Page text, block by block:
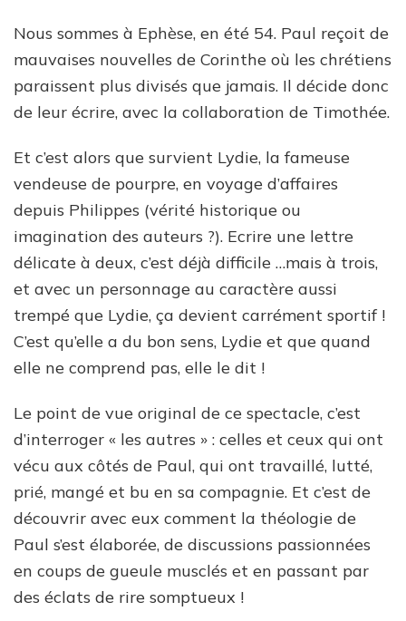
Nous sommes à Ephèse, en été 54. Paul reçoit de
mauvaises nouvelles de Corinthe où les chrétiens
paraissent plus divisés que jamais. Il décide donc
de leur écrire, avec la collaboration de Timothée.
Et c’est alors que survient Lydie, la fameuse
vendeuse de pourpre, en voyage d’affaires
depuis Philippes (vérité historique ou
imagination des auteurs ?). Ecrire une lettre
délicate à deux, c’est déjà difficile …mais à trois,
et avec un personnage au caractère aussi
trempé que Lydie, ça devient carrément sportif !
C’est qu’elle a du bon sens, Lydie et que quand
elle ne comprend pas, elle le dit !
Le point de vue original de ce spectacle, c’est
d’interroger « les autres » : celles et ceux qui ont
vécu aux côtés de Paul, qui ont travaillé, lutté,
prié, mangé et bu en sa compagnie. Et c’est de
découvrir avec eux comment la théologie de
Paul s’est élaborée, de discussions passionnées
en coups de gueule musclés et en passant par
des éclats de rire somptueux !